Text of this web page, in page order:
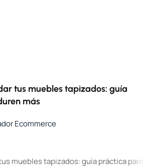
tus muebles tapizados: guía
más
Ecommerce
muebles tapizados: guía práctica para